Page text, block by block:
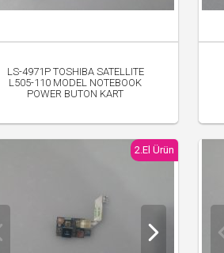
LS-4971P TOSHIBA SATELLITE
L505-110 MODEL NOTEBOOK
POWER BUTON KART
2.El Ürün